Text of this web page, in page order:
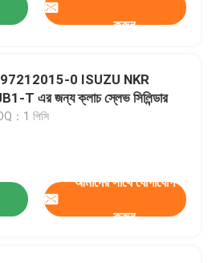
করুন
0 ISUZU NKR
T এর জন্য ক্লাচ স্লেভ সিলিন্ডার
：1 পিসি
আমাদের সাথে যোগাযোগ
করুন